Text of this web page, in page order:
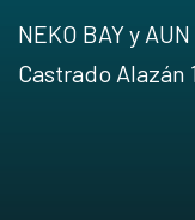
NEKO BAY y
Castrado Alazán